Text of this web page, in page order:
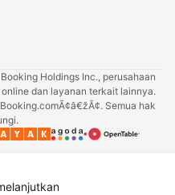
Holdings Inc., perusahaan
dan layanan terkait lainnya.
Semua hak